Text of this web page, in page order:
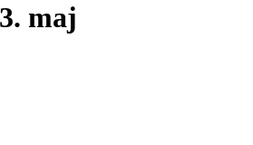
maj